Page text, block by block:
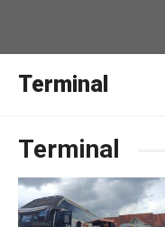
isi
Terminal
Terminal